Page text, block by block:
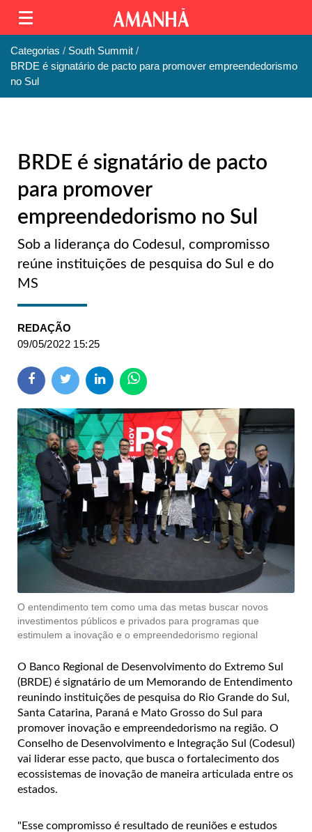
Categorias
South Summit
BRDE é signatário de pacto para promover empreendedorismo
no Sul
BRDE é signatário de pacto
para promover
empreendedorismo no Sul
Sob a liderança do Codesul, compromisso
reúne instituições de pesquisa do Sul e do
MS
REDAÇÃO
09/05/2022 15:25
O entendimento tem como uma das metas buscar novos
investimentos públicos e privados para programas que
estimulem a inovação e o empreendedorismo regional
O Banco Regional de Desenvolvimento do Extremo Sul
(BRDE) é signatário de um Memorando de Entendimento
reunindo instituições de pesquisa do Rio Grande do Sul,
Santa Catarina, Paraná e Mato Grosso do Sul para
promover inovação e empreendedorismo na região. O
Conselho de Desenvolvimento e Integração Sul (Codesul)
vai liderar esse pacto, que busca o fortalecimento dos
ecossistemas de inovação de maneira articulada entre os
estados.
"Esse compromisso é resultado de reuniões e estudos